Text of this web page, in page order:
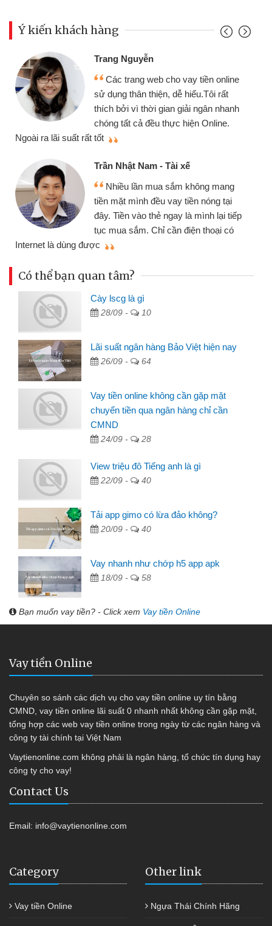
Ý kiến khách hàng
tiền online
rất
ngân nhanh
Online.
mang
nóng tại
mình lại tiếp
thoại có
Mình cần tiền gấp nên
chiếc xe wave nhưng thật
gói vay tiền bằng CMND
cần gặp mặt nên rất tiện lợi,
thiệu cho bạn bè biết
Cấn Văn Lực - Tạp hóa
Tôi kinh doanh buôn bán
nhiều lúc cần vốn nhập
đến website qua bạn bè giới
đã giải quyết được công việc
Có thể bạn quan tâm?
Cày lscg là gì
28/09 - 10
Lãi suất ngân hàng Bảo Việt hiện nay
26/09 - 64
Vay tiền online không cần gặp mặt
chuyển tiền qua ngân hàng chỉ cần
CMND
24/09 - 28
View triệu đô Tiếng anh là gì
22/09 - 40
Tải app gimo có lừa đảo không?
20/09 - 40
Vay nhanh như chớp h5 app apk
18/09 - 58
Bạn muốn vay tiền? - Click xem Vay tiền Online
Vay tiền Online
Chuyên so sánh các dịch vụ cho vay tiền online uy tín bằng
CMND, vay tiền online lãi suất 0 nhanh nhất không cần gặp mặt,
tổng hợp các web vay tiền online trong ngày từ các ngân hàng và
công ty tài chính tại Việt Nam
Vaytienonline.com không phải là ngân hàng, tổ chức tín dụng hay
công ty cho vay!
Contact Us
Email: info@vaytienonline.com
Category
Vay tiền Online
Other link
Ngựa Thái Chính Hãng